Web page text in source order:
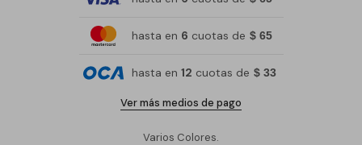
hasta en 6 cuotas de $ 65
hasta en 12 cuotas de $ 33
Ver más medios de pago
Varios Colores.